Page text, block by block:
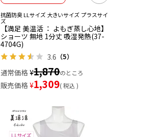
抗菌防臭 LLサイズ 大きいサイズ プラスサイ
ズ
【満足 美温活 ： よもぎ蒸し心地】
ショーツ 無地 1分丈 吸湿発熱(37-
4704G)
3.6 （5）
通常価格 ¥1,870のところ
販売価格 ¥1,309 税込